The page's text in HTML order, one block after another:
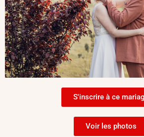
S'inscrire à ce
Voir les photos